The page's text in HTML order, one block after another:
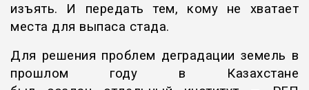
изъять. И передать тем, кому не хватает
места для выпаса стада.
Для решения проблем деградации земель в
прошлом году в Казахстане